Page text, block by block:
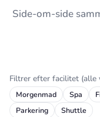
Side-om-side
Filtrer efter facilitet
Morgenmad
Spa
Parkering
Shuttle